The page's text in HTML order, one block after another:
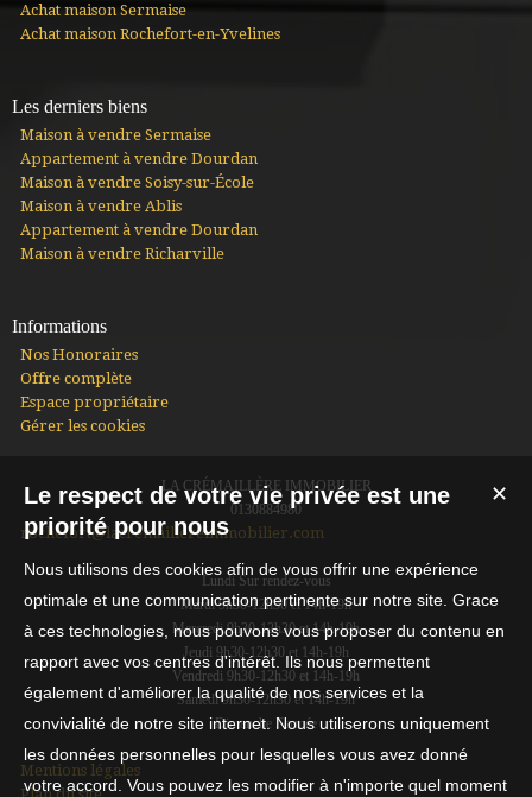
Achat maison Sermaise
Achat maison Rochefort-en-Yvelines
Les derniers biens
Maison à vendre Sermaise
Appartement à vendre Dourdan
Maison à vendre Soisy-sur-École
Maison à vendre Ablis
Appartement à vendre Dourdan
Maison à vendre Richarville
Informations
Nos Honoraires
Offre complète
Espace propriétaire
Gérer les cookies
LA CRÉMAILLÈRE IMMOBILIER
0130884980
rochefort@lacremaillereimmobilier.com
Lundi Sur rendez-vous
Mardi 9h30-12h30 et 14h-19h
Mercredi 9h30-12h30 et 14h-19h
Jeudi 9h30-12h30 et 14h-19h
Vendredi 9h30-12h30 et 14h-19h
Samedi 9h30-12h30 et 14h-19h
Dimanche Fermée
Mentions légales
✕
Le respect de votre vie privée est une
priorité pour nous
Nous utilisons des cookies afin de vous offrir une expérience
optimale et une communication pertinente sur notre site. Grace
à ces technologies, nous pouvons vous proposer du contenu en
rapport avec vos centres d'intérêt. Ils nous permettent
également d'améliorer la qualité de nos services et la
convivialité de notre site internet. Nous utiliserons uniquement
les données personnelles pour lesquelles vous avez donné
votre accord. Vous pouvez les modifier à n'importe quel moment